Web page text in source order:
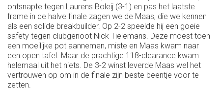
ontsnapte tegen Laurens Boleij (3-1) en pas het laatste
frame in de halve finale zagen we de Maas, die we kennen
als een solide breakbuilder. Op 2-2 speelde hij een goeie
safety tegen clubgenoot Nick Tielemans. Deze moest toen
een moeilijke pot aannemen, miste en Maas kwam naar
een open tafel. Maar de prachtige 118-clearance kwam
helemaal uit het niets. De 3-2 winst leverde Maas wel het
vertrouwen op om in de finale zijn beste beentje voor te
zetten.